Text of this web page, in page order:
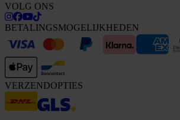
VOLG ONS
BETALINGSMOGELIJKHEDEN
VERZENDOPTIES